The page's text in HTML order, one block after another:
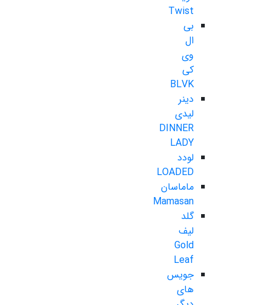
Twist
بی
ال
وی
کی
BLVK
دینر
لیدی
DINNER
LADY
لودد
LOADED
ماماسان
Mamasan
گلد
لیف
Gold
Leaf
جویس
های